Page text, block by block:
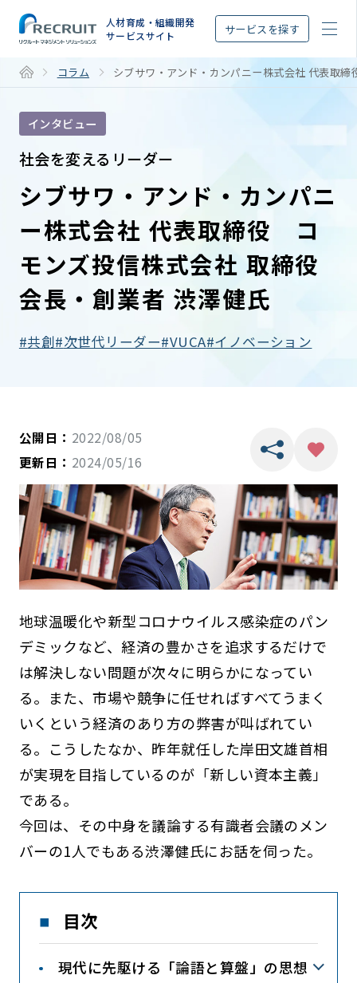
人材育成・組織開発
サービスサイト
サービスを探す
コラム シブサワ・アンド・カンパニー株式会社 代表取
インタビュー
社会を変えるリーダー
シブサワ・アンド・カンパニ
ー株式会社 代表取締役 コ
モンズ投信株式会社 取締役
会長・創業者 渋澤健氏
共創 次世代リーダー VUCA イノベーション
公開日： 2022/08/05
更新日： 2024/05/16
地球温暖化や新型コロナウイルス感染症のパン
デミックなど、経済の豊かさを追求するだけで
は解決しない問題が次々に明らかになってい
る。また、市場や競争に任せればすべてうまく
いくという経済のあり方の弊害が叫ばれてい
る。こうしたなか、昨年就任した岸田文雄首相
が実現を目指しているのが「新しい資本主義」
である。
今回は、その中身を議論する有識者会議のメン
バーの1人でもある渋澤健氏にお話を伺った。
目次
現代に先駆ける「論語と算盤」の思想